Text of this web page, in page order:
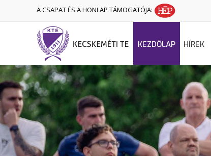
A CSAPAT ÉS A HONLAP TÁMOGATÓJA:
KEZDŐLAP HÍREK